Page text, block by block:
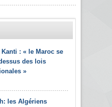
Kanti : « le Maroc se
des lois
»
les Algériens